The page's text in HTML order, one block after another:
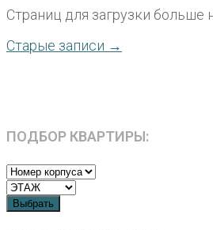
Страниц для загрузки больше
Старые записи →
ПОДБОР КВАРТИРЫ:
Выбрать